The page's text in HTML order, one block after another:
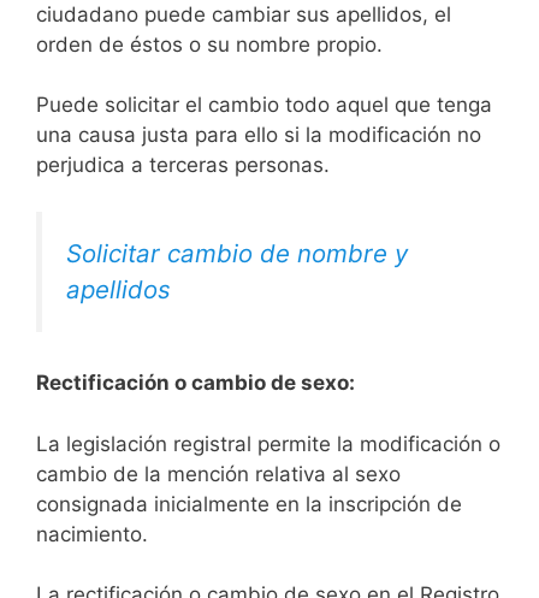
ciudadano puede cambiar sus apellidos, el
orden de éstos o su nombre propio.
Puede solicitar el cambio todo aquel que tenga
una causa justa para ello si la modificación no
perjudica a terceras personas.
Solicitar cambio de nombre y
apellidos
Rectificación o cambio de sexo:
La legislación registral permite la modificación o
cambio de la mención relativa al sexo
consignada inicialmente en la inscripción de
nacimiento.